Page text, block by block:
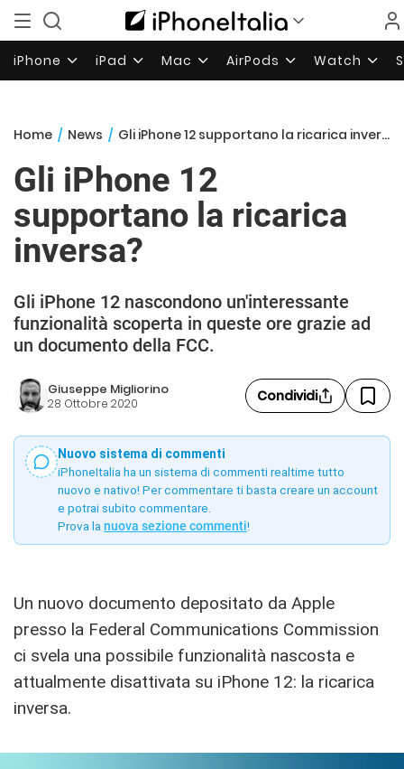
iPhone iPad Mac AirPods Watch
Home / News / Gli iPhone 12 supportano la ricarica inversa?
Gli iPhone 12
supportano la ricarica
inversa?
Gli iPhone 12 nascondono un'interessante
funzionalità scoperta in queste ore grazie ad
un documento della FCC.
Giuseppe Migliorino
28 Ottobre 2020 Condividi
Nuovo sistema di commenti
iPhoneItalia ha un sistema di commenti realtime tutto
nuovo e nativo! Per commentare ti basta creare un account
e potrai subito commentare.
Prova la nuova sezione commenti!
Un nuovo documento depositato da Apple
presso la Federal Communications Commission
ci svela una possibile funzionalità nascosta e
attualmente disattivata su iPhone 12: la ricarica
inversa.